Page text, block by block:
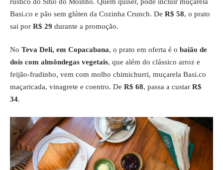
Basi.co e pão sem glúten da Cozinha Crunch. De R$ 58, o prato
sai por R$ 29 durante a promoção.
No Teva Deli, em Copacabana, o prato em oferta é o baião de
dois com almôndegas vegetais, que além do clássico arroz e
feijão-fradinho, vem com molho chimichurri, muçarela Basi.co
maçaricada, vinagrete e coentro. De R$ 68, passa a custar R$
34.